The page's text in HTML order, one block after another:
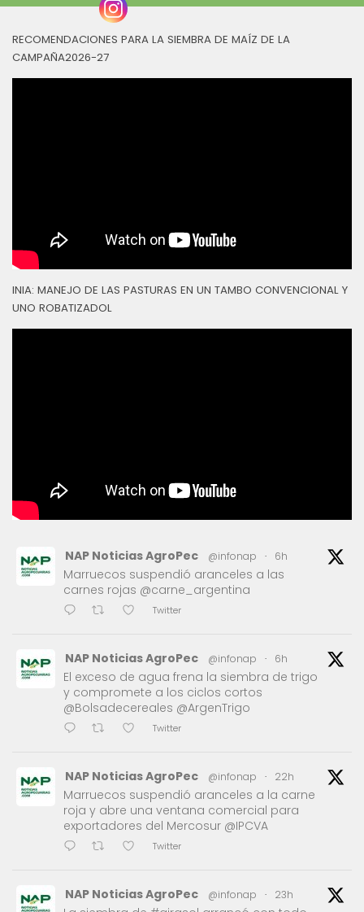
RECOMENDACIONES PARA LA SIEMBRA DE MAÍZ DE LA
CAMPAÑA2026-27
INIA: MANEJO DE LAS PASTURAS EN UN TAMBO CONVENCIONAL Y
UNO ROBATIZADOL
NAP Noticias AgroPec @infonap · 6h
Marruecos suspendió aranceles a las
carnes rojas @carne_argentina
Twitter
NAP Noticias AgroPec @infonap · 6h
El exceso de agua frena la siembra de trigo
y compromete a los ciclos cortos
@Bolsadecereales @ArgenTrigo
Twitter
NAP Noticias AgroPec @infonap · 22h
Marruecos suspendió aranceles a la carne
roja y abre una ventana comercial para
exportadores del Mercosur @IPCVA
Twitter
NAP Noticias AgroPec @infonap · 23h